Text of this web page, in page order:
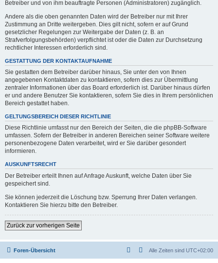
Betreiber und von ihm beauftragte Personen (Administratoren) zugänglich.
Andere als die oben genannten Daten wird der Betreiber nur mit Ihrer
Zustimmung an Dritte weitergeben. Dies gilt nicht, sofern er auf Grund
gesetzlicher Regelungen zur Weitergabe der Daten (z. B. an
Strafverfolgungsbehörden) verpflichtet ist oder die Daten zur Durchsetzung
rechtlicher Interessen erforderlich sind.
GESTATTUNG DER KONTAKTAUFNAHME
Sie gestatten dem Betreiber darüber hinaus, Sie unter den von Ihnen
angegebenen Kontaktdaten zu kontaktieren, sofern dies zur Übermittlung
zentraler Informationen über das Board erforderlich ist. Darüber hinaus dürfen
er und andere Benutzer Sie kontaktieren, sofern Sie dies in Ihrem persönlichen
Bereich gestattet haben.
GELTUNGSBEREICH DIESER RICHTLINIE
Diese Richtlinie umfasst nur den Bereich der Seiten, die die phpBB-Software
umfassen. Sofern der Betreiber in anderen Bereichen seiner Software weitere
personenbezogene Daten verarbeitet, wird er Sie darüber gesondert
informieren.
AUSKUNFTSRECHT
Der Betreiber erteilt Ihnen auf Anfrage Auskunft, welche Daten über Sie
gespeichert sind.
Sie können jederzeit die Löschung bzw. Sperrung Ihrer Daten verlangen.
Kontaktieren Sie hierzu bitte den Betreiber.
Zurück zur vorherigen Seite
Foren-Übersicht Alle Zeiten sind UTC+02:00